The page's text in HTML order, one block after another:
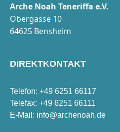
Arche Noah Teneriffa e.V.
Obergasse 10
64625 Bensheim
DIREKTKONTAKT
Telefon: +49 6251 66117
Telefax: +49 6251 66111
E-Mail: info@archenoah.de